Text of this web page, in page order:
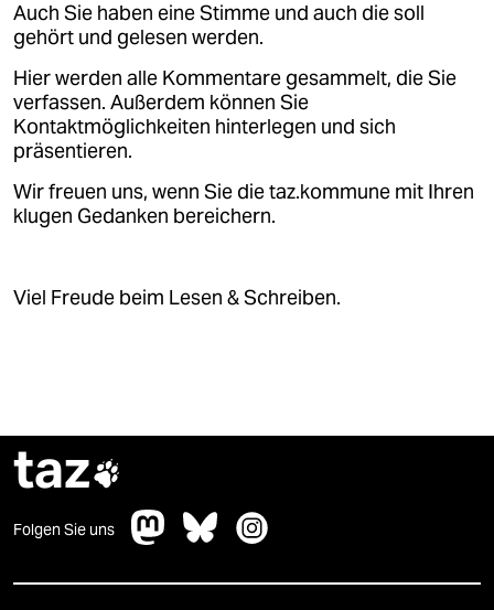
Auch Sie haben eine Stimme und auch die soll
gehört und gelesen werden.
Hier werden alle Kommentare gesammelt, die Sie
verfassen. Außerdem können Sie
Kontaktmöglichkeiten hinterlegen und sich
präsentieren.
Wir freuen uns, wenn Sie die taz.kommune mit Ihren
klugen Gedanken bereichern.
Viel Freude beim Lesen & Schreiben.
taz
Folgen Sie uns